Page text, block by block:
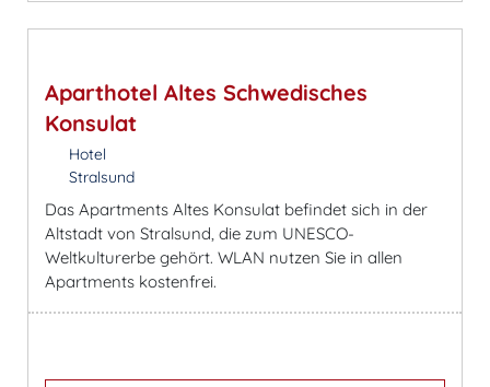
Aparthotel Altes Schwedisches
Konsulat
Hotel
Stralsund
Das Apartments Altes Konsulat befindet sich in der
Altstadt von Stralsund, die zum UNESCO-
Weltkulturerbe gehört. WLAN nutzen Sie in allen
Apartments kostenfrei.